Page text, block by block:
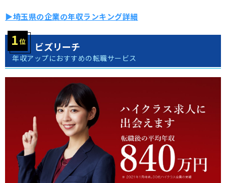
▶埼玉県の企業の年収ランキング詳細
ビズリーチ
年収アップにおすすめの転職サービス